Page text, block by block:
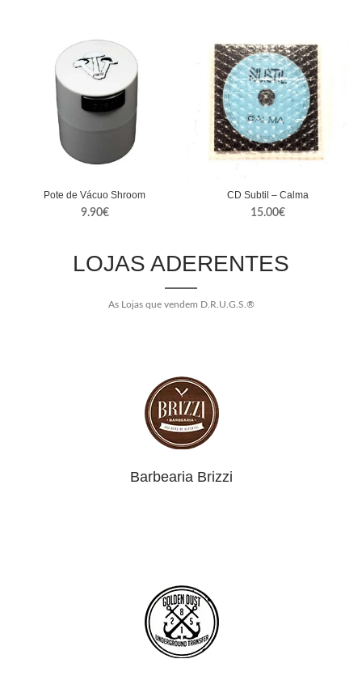
Pote de Vácuo Shroom
9.90€
CD Subtil – Calma
15.00€
LOJAS ADERENTES
As Lojas que vendem D.R.U.G.S.®
Barbearia Brizzi